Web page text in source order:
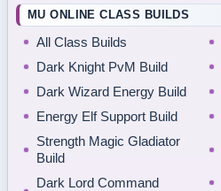
MU ONLINE CLASS BUILDS
All Class Builds
Dark Knight PvM Build
Dark Wizard Energy Build
Energy Elf Support Build
Strength Magic Gladiator
Build
Dark Lord Command